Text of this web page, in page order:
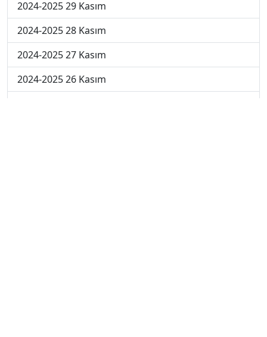
2024-2025 29 Kasım
2024-2025 28 Kasım
2024-2025 27 Kasım
2024-2025 26 Kasım